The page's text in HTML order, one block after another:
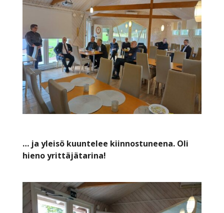
… ja yleisö kuuntelee kiinnostuneena. Oli
hieno yrittäjätarina!